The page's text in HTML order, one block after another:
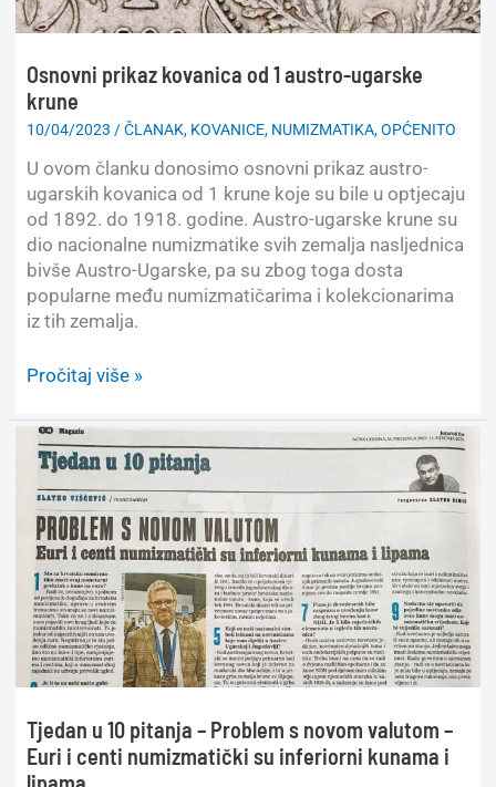
Osnovni prikaz kovanica od 1 austro-ugarske
krune
10/04/2023/ČLANAK, KOVANICE, NUMIZMATIKA,OPĆENITO
U ovom članku donosimo osnovni prikaz austro-
ugarskih kovanica od 1 krune koje su bile u optjecaju
od 1892. do 1918. godine. Austro-ugarske krune su
dio nacionalne numizmatike svih zemalja nasljednica
bivše Austro-Ugarske, pa su zbog toga dosta
popularne među numizmatičarima i kolekcionarima
iz tih zemalja.
Osnovni
kovanica
od
austro-
ugarske
krune
Pročitaj više »
Tjedan u 10 pitanja – Problem s novom valutom –
Euri i centi numizmatički su inferiorni kunama i